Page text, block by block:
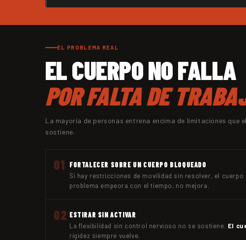
EL PROBLEMA REAL
EL CUERPO NO FALLA
POR FALTA DE
La mayoría de personas entrena encima de limitaciones
sostiene.
01 FORTALECER SOBRE UN CUERPO BLOQUEADO
Si hay restricciones de movilidad sin resolver, el
problema empeora con el tiempo, no mejora.
02 ESTIRAR SIN ACTIVAR
La flexibilidad sin control nervioso no se sostiene. El
rigidez siempre vuelve.